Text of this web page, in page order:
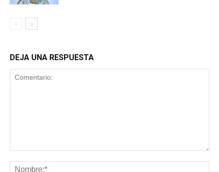
DEJA UNA RESPUESTA